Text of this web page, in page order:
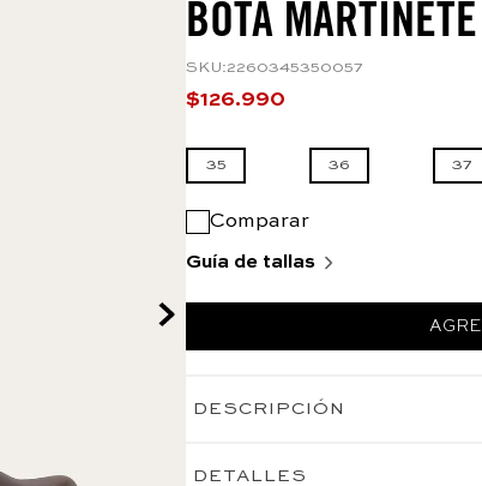
BOTA
SKU:2260345350057
$126.990
35 36 37
Comparar
Guía de tallas
DESCRIPCIÓN
DETALLES